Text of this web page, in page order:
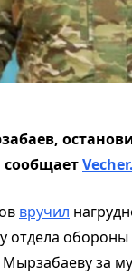
сообщает
вручил
отдела
за